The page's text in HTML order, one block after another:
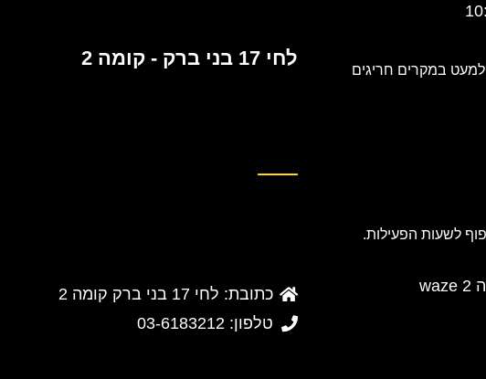
למעט במקרים חריגים
לחי 17 בני ברק - קומה 2
כתובת: לחי 17 בני ברק קומה 2
טלפון: 03-6183212